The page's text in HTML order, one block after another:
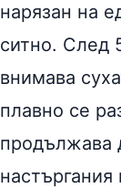
нарязан на
ситно. След
внимава
плавно се
продължава